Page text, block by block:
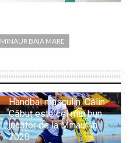
MINAUR BAIA MARE
Handbal masculin. Călin
Căbuț este cel mai bun
jucător de la Minaur în
2020